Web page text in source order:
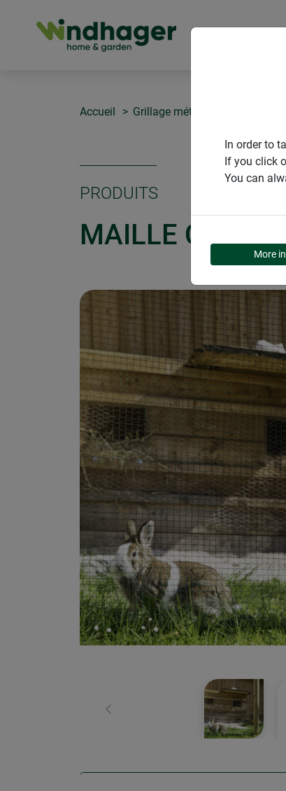
Accueil Grillage métallique & plastique
PRODUITS
MAILLE
retour
In order to
If you click
You can
More